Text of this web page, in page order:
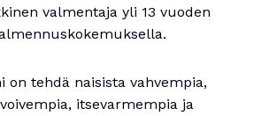
valmentaja yli 13 vuoden
on tehdä naisista vahvempia,
itsevarmempia ja